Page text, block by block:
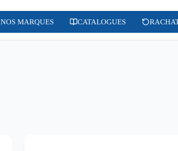
NOS MARQUES CATALOGUES